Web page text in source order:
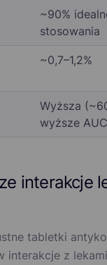
~90%
stosowania
~0,7–1,2%
Wyższa
wyższe
interakcje
tabletki
interakcje z